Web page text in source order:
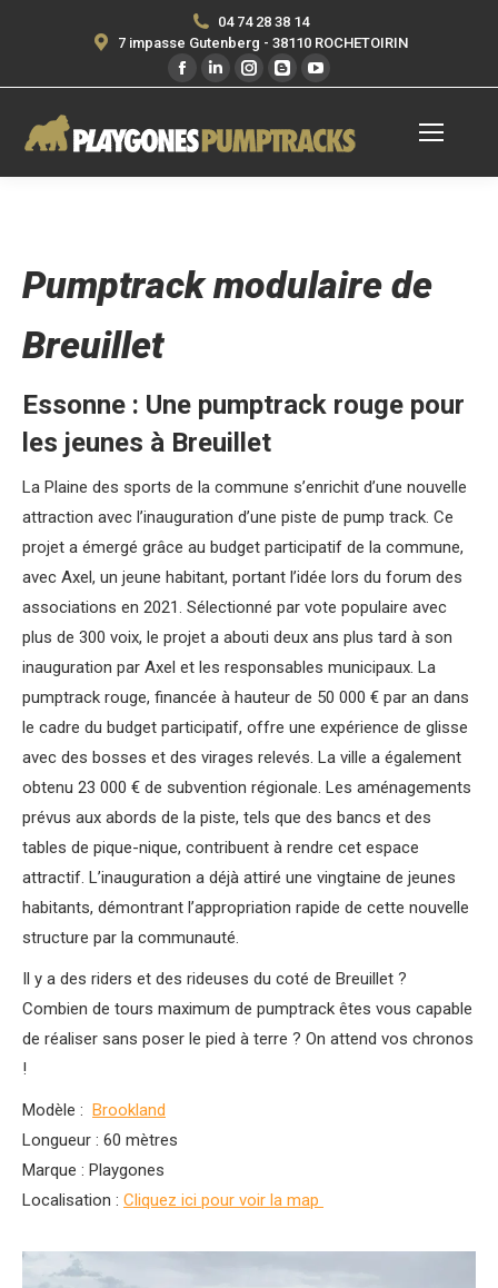
04 74 28 38 14
7 impasse Gutenberg - 38110 ROCHETOIRIN
Facebook
opens
in
new
LinkedIn
opens
in
new
Instagram
opens
in
new
Blogger
opens
in
new
YouTube
opens
in
new
Pumptrack modulaire de
Breuillet
Essonne : Une pumptrack rouge pour
les jeunes à Breuillet
La Plaine des sports de la commune s’enrichit d’une nouvelle
attraction avec l’inauguration d’une piste de pump track. Ce
projet a émergé grâce au budget participatif de la commune,
avec Axel, un jeune habitant, portant l’idée lors du forum des
associations en 2021. Sélectionné par vote populaire avec
plus de 300 voix, le projet a abouti deux ans plus tard à son
inauguration par Axel et les responsables municipaux. La
pumptrack rouge, financée à hauteur de 50 000 € par an dans
le cadre du budget participatif, offre une expérience de glisse
avec des bosses et des virages relevés. La ville a également
obtenu 23 000 € de subvention régionale. Les aménagements
prévus aux abords de la piste, tels que des bancs et des
tables de pique-nique, contribuent à rendre cet espace
attractif. L’inauguration a déjà attiré une vingtaine de jeunes
habitants, démontrant l’appropriation rapide de cette nouvelle
structure par la communauté.
Il y a des riders et des rideuses du coté de Breuillet ?
Combien de tours maximum de pumptrack êtes vous capable
de réaliser sans poser le pied à terre ? On attend vos chronos
!
Modèle : Brookland
Longueur : 60 mètres
Marque : Playgones
Localisation : Cliquez ici pour voir la map